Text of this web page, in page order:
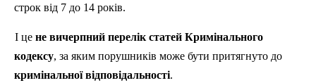
строк від 7 до 14 років.
І це не вичерпний перелік статей Кримінального
кодексу, за яким порушників може бути притягнуто до
кримінальної відповідальності.